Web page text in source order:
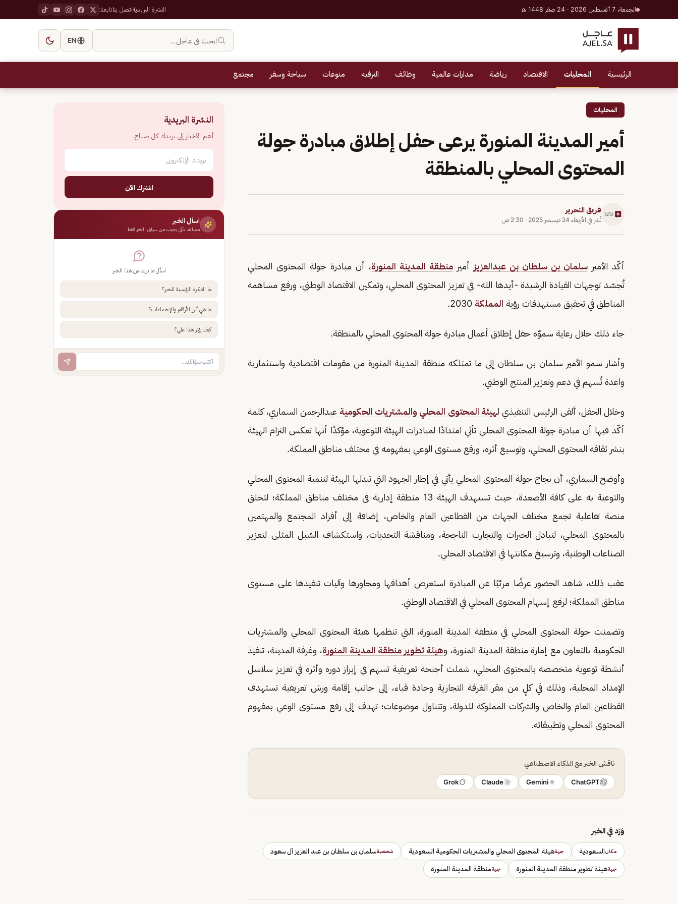
الجمعة، 7 أغسطس 2026 · 24 صفر 1448 هـ النشرة البريديةاتصل بناتابعنا:
ابحث في عاجل… EN
الرئيسية المحليات الاقتصاد رياضة مدارات عالمية وظائف الترفيه منوعات سياحة وسفر مجتمع
المحليات
أمير المدينة المنورة يرعى حفل إطلاق مبادرة جولة
المحتوى المحلي بالمنطقة
فريق التحرير
نُشر في الأربعاء 24 ديسمبر 2025 · 2:30 ص
أكّد الأمير سلمان بن سلطان بن عبدالعزيز أمير منطقة المدينة المنورة، أن مبادرة جولة المحتوى المحلي
تُجسّد توجهات القيادة الرشيدة -أيدها الله- في تعزيز المحتوى المحلي، وتمكين الاقتصاد الوطني، ورفع مساهمة
المناطق في تحقيق مستهدفات رؤية المملكة
جاء ذلك خلال رعاية سموّه حفل إطلاق أعمال مبادرة جولة المحتوى المحلي بالمنطقة.
وأشار سمو الأمير سلمان بن سلطان إلى ما تمتلكه منطقة المدينة المنورة من مقومات اقتصادية واستثمارية
واعدة تُسهم في دعم وتعزيز المنتج الوطني.
وخلال الحفل، ألقى الرئيس التنفيذي لهيئة المحتوى المحلي والمشتريات الحكومية عبدالرحمن السماري، كلمة
أكّد فيها أن مبادرة جولة المحتوى المحلي تأتي امتدادًا لمبادرات الهيئة التوعوية، مؤكدًا أنها تعكس التزام الهيئة
بنشر ثقافة المحتوى المحلي، وتوسيع أثره، ورفع مستوى الوعي بمفهومه في مختلف مناطق المملكة.
وأوضح السماري، أن نجاح جولة المحتوى المحلي يأتي في إطار الجهود التي تبذلها الهيئة لتنمية المحتوى المحلي
والتوعية به على كافة الأصعدة، حيث تستهدف الهيئة 13 منطقة إدارية في مختلف مناطق المملكة؛ لتخلق
منصة تفاعلية تجمع مختلف الجهات من القطاعين العام والخاص، إضافة إلى أفراد المجتمع والمهتمين
بالمحتوى المحلي، لتبادل الخبرات والتجارب الناجحة، ومناقشة التحديات، واستكشاف السُبل المثلى لتعزيز
الصناعات الوطنية، وترسيخ مكانتها في الاقتصاد المحلي.
عقب ذلك، شاهد الحضور عرضًا مرئيًا عن المبادرة استعرض أهدافها ومحاورها وآليات تنفيذها على مستوى
مناطق المملكة؛ لرفع إسهام المحتوى المحلي في الاقتصاد الوطني.
وتضمنت جولة المحتوى المحلي في منطقة المدينة المنورة، التي تنظمها هيئة المحتوى المحلي والمشتريات
الحكومية بالتعاون مع إمارة منطقة المدينة المنورة، وهيئة تطوير منطقة المدينة المنورة، وغرفة المدينة، تنفيذ
أنشطة توعوية متخصصة بالمحتوى المحلي، شملت أجنحة تعريفية تسهم في إبراز دوره وأثره في تعزيز سلاسل
الإمداد المحلية، وذلك في كلٍ من مقر الغرفة التجارية وجادة قباء، إلى جانب إقامة ورش تعريفية تستهدف
القطاعين العام والخاص والشركات المملوكة للدولة، وتتناول موضوعات؛ تهدف إلى رفع مستوى الوعي بمفهوم
المحتوى المحلي وتطبيقاته.
ناقش الخبر مع الذكاء الاصطناعي
ChatGPT
Gemini
Claude
Grok
وَرَد في الخبر
مكانالسعودية جهةهيئة المحتوى المحلي والمشتريات الحكومية السعودية شخصيةسلمان بن سلطان بن عبد العزيز آل سعود
جهةهيئة تطوير منطقة المدينة المنورة جهةمنطقة المدينة المنورة
النشرة البريدية
أهم الأخبار إلى بريدك كل صباح.
اشترك الآن
اسأل الخبر
مساعد ذكي يجيب من سياق الخبر فقط
اسأل ما تريد عن هذا الخبر
ما الفكرة الرئيسية للخبر؟
ما هي أبرز الأرقام والإحصاءات؟
كيف يؤثر هذا علي؟